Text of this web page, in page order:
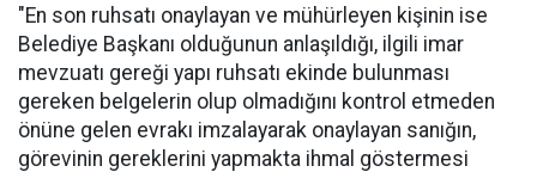
"En son ruhsatı onaylayan ve mühürleyen kişinin ise
Belediye Başkanı olduğunun anlaşıldığı, ilgili imar
mevzuatı gereği yapı ruhsatı ekinde bulunması
gereken belgelerin olup olmadığını kontrol etmeden
önüne gelen evrakı imzalayarak onaylayan sanığın,
görevinin gereklerini yapmakta ihmal göstermesi